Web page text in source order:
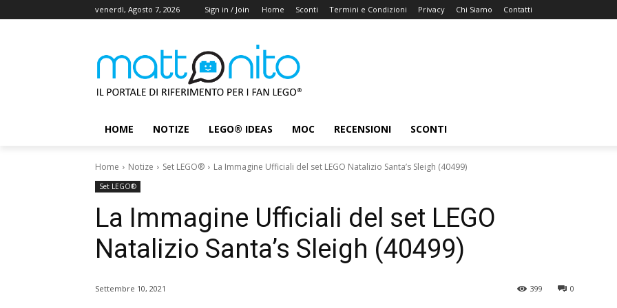
venerdì, Agosto 7, 2026 Sign in / Join Home Sconti Termini e Condizioni Privacy Chi Siamo Contatti
HOME NOTIZE LEGO® IDEAS MOC RECENSIONI SCONTI
Home Notize Set LEGO® La Immagine Ufficiali del set LEGO Natalizio Santa’s Sleigh (40499)
Set LEGO®
La Immagine Ufficiali del set LEGO
Natalizio Santa’s Sleigh (40499)
Settembre 10, 2021 0
399